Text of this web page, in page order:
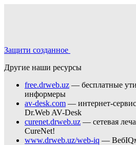
Защити созданное
Другие наши ресурсы
free.drweb.uz — бесплатные
информеры
av-desk.com — интернет-
Dr.Web AV-Desk
curenet.drweb.uz — сетевая
CureNet!
www.drweb.uz/web-iq —